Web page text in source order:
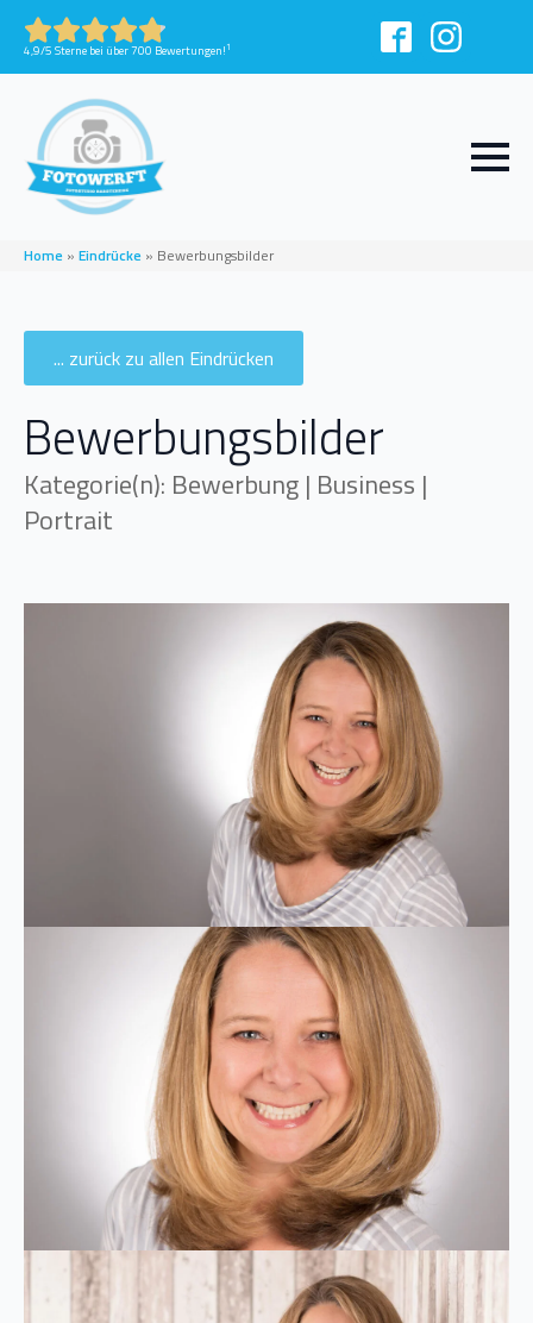
4,9/5 Sterne bei über 700 Bewertungen!1
Home » Eindrücke » Bewerbungsbilder
... zurück zu allen Eindrücken
Bewerbungsbilder
Kategorie(n): Bewerbung | Business |
Portrait